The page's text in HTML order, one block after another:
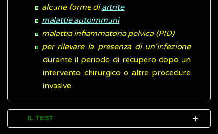
alcune forme diartrite
malattie autoimmuni
malattia infiammatoria pelvica (PID)
per rilevare la presenza di un'infezione
durante il periodo di recupero dopo un
intervento chirurgico o altre procedure
invasive
IL TEST